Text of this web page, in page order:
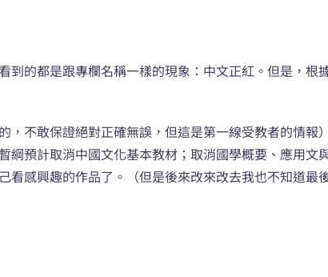
的都是跟專欄名稱一樣的現象：中文正紅。但是，根
不敢保證絕對正確無誤，但這是第一線受教者的情報
預計取消中國文化基本教材；取消國學概要、應用文
感興趣的作品了。（但是後來改來改去我也不知道最